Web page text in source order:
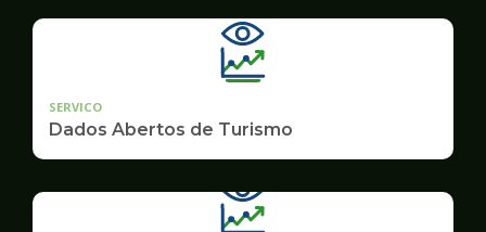
SERVICO
Dados Abertos de Turismo